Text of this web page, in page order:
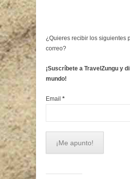
¿Quieres recibir los siguientes
correo?
¡Suscríbete a TravelZungu y
mundo!
Email *